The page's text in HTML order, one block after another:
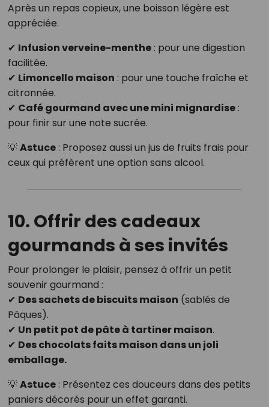
Après un repas copieux, une boisson légère est
appréciée.
✔ Infusion verveine-menthe: pour une digestion
facilitée.
✔ Limoncello maison : pour une touche fraîche et
citronnée.
✔ Café gourmand avec une mini mignardise:
pour finir sur une note sucrée.
💡Astuce: Proposez aussi un jus de fruits frais pour
ceux qui préfèrent une option sans alcool.
10. Offrir des cadeaux
gourmands à ses invités
Pour prolonger le plaisir, pensez à offrir un petit
souvenir gourmand :
✔ Des sachets de biscuits maison (sablés de
Pâques).
✔ Un petit pot de pâte à tartiner maison.
✔ Des chocolats faits maison dans un joli
emballage.
💡Astuce: Présentez ces douceurs dans des petits
paniers décorés pour un effet garanti.